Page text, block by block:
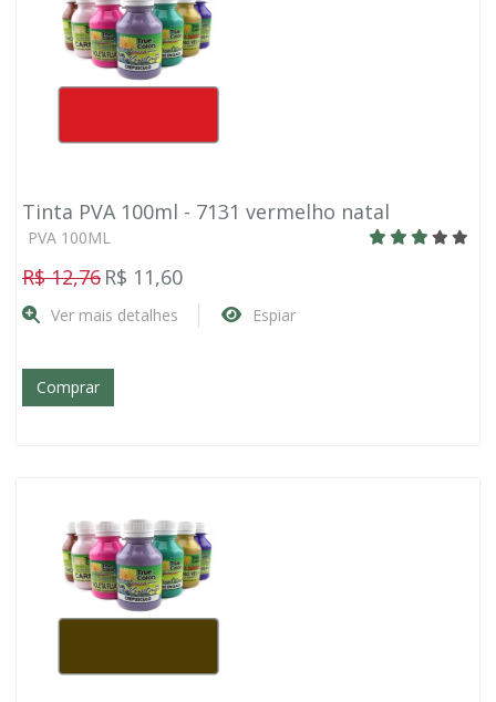
Tinta PVA 100ml - 7131 vermelho natal
PVA 100ML
R$ 12,76 R$ 11,60
Ver mais detalhes Espiar
Comprar